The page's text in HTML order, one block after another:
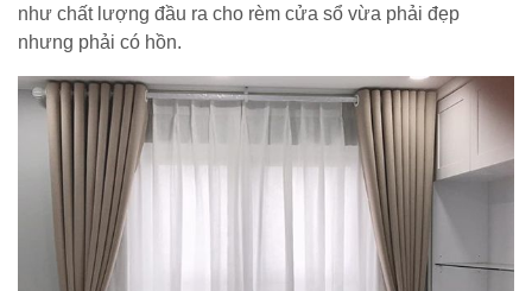
như chất lượng đầu ra cho rèm cửa sổ vừa phải đẹp
nhưng phải có hồn.